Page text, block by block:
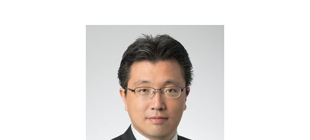
相続税基礎控除 相続放棄
創業支援 税理士
創業支援 中小企業庁
法人成り タイミング
遺産整理 目黒区
品川区 資金繰り対策
遺産相続 渋谷区
渋谷区 確定申告
法人の設立 目黒区
世田谷区 確定申告